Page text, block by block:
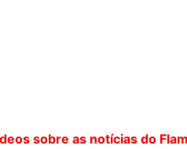
sobre as notícias do